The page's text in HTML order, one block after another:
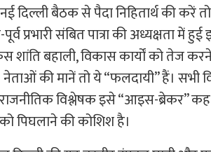
दिल्ली बैठक से पैदा निहितार्थ की करें
पूर्व प्रभारी संबित पात्रा की
शांति बहाली, विकास कार्यों को तेज
नेताओं की मानें तो ये “फलदायी” हैं। सभी
विश्लेषक इसे “आइस-ब्रेकर”
पिघलाने की कोशिश है।